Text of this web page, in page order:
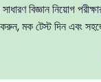
সাধারণ বিজ্ঞান নিয়োগ
করুন, মক টেস্ট দিন এবং